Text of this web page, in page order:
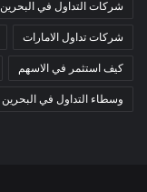
شركات التداول في البحرين
شركات تداول الامارات
كيف استثمر في الاسهم
وسطاء التداول في البحرين